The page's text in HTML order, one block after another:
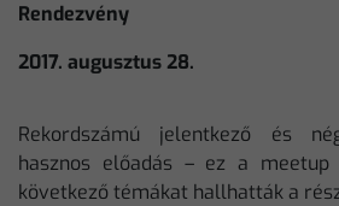
Rendezvény
2017. augusztus 28.
Rekordszámú jelentkező és
hasznos előadás – ez a
következő témákat hallhatták a